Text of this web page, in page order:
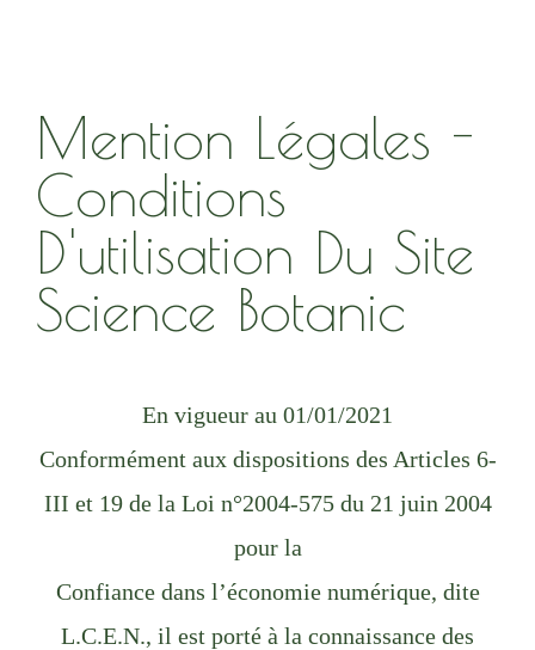
Mention Légales -
Conditions
D'utilisation Du Site
Science Botanic
En vigueur au 01/01/2021
Conformément aux dispositions des Articles 6-
III et 19 de la Loi n°2004-575 du 21 juin 2004
pour la
Confiance dans l’économie numérique, dite
L.C.E.N., il est porté à la connaissance des